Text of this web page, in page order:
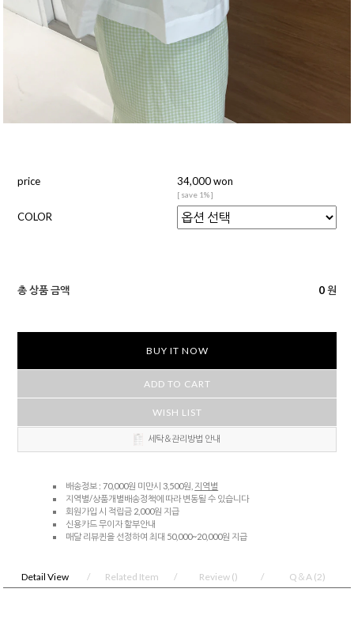
price 34,000 won
[ save 1% ]
COLOR
총 상품 금액 0 원
BUY IT NOW
ADD TO CART
WISH LIST
세탁＆관리방법 안내
배송정보 : 70,000원 미만시 3,500원, 지역별
지역별/상품개별배송정책에 따라 변동될 수 있습니다
회원가입 시 적립금 2,000원 지급
신용카드 무이자 할부안내
매달 리뷰퀸을 선정하여 최대 50,000~20,000원 지급
Detail View Related Item Review () Q＆A (2)